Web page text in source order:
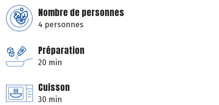
Nombre de personnes
4 personnes
Préparation
20 min
Cuisson
30 min